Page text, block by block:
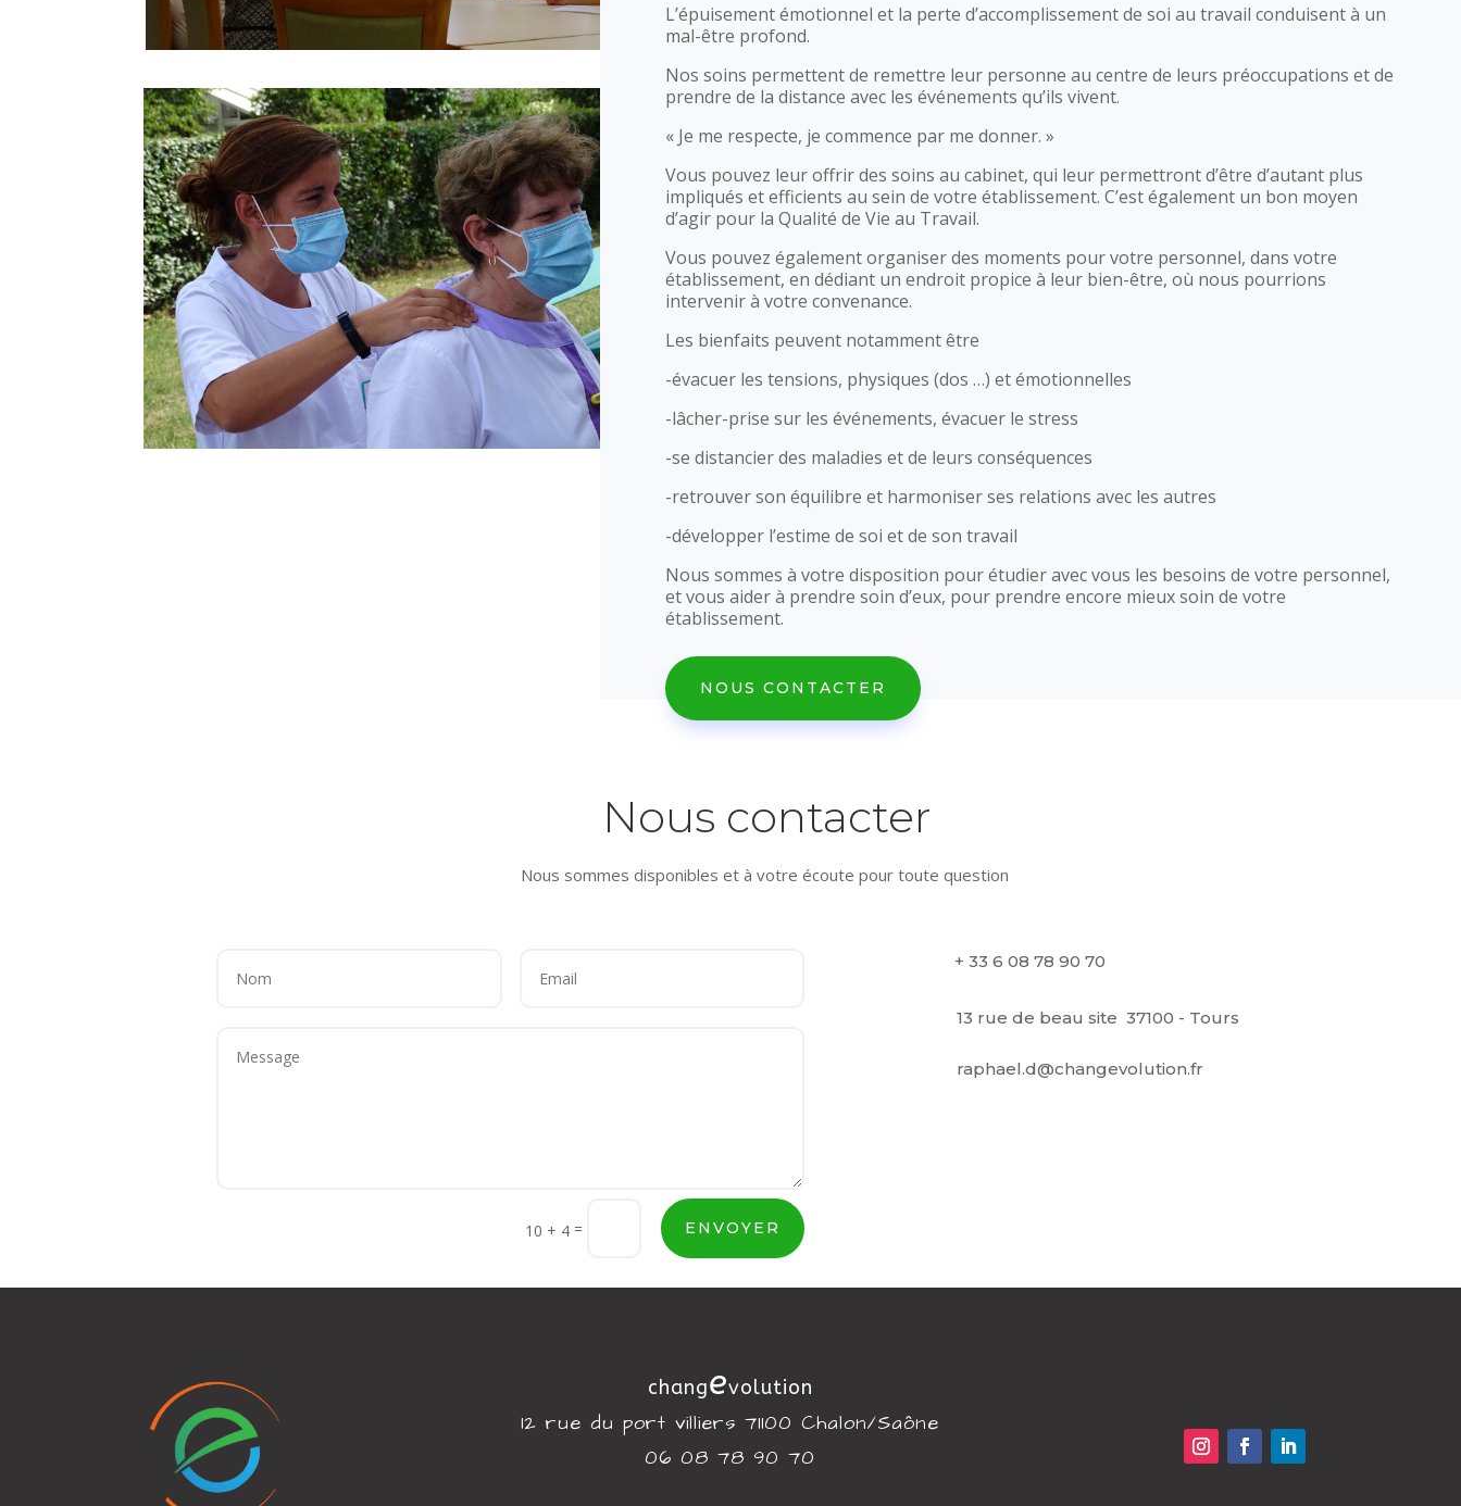
L’épuisement émotionnel et la perte d’accomplissement de soi au travail conduisent à un
mal-être profond.
Nos soins permettent de remettre leur personne au centre de leurs préoccupations et de
prendre de la distance avec les événements qu’ils vivent.
« Je me respecte, je commence par me donner. »
Vous pouvez leur offrir des soins au cabinet, qui leur permettront d’être d’autant plus
impliqués et efficients au sein de votre établissement. C’est également un bon moyen
d’agir pour la Qualité de Vie au Travail.
Vous pouvez également organiser des moments pour votre personnel, dans votre
établissement, en dédiant un endroit propice à leur bien-être, où nous pourrions
intervenir à votre convenance.
Les bienfaits peuvent notamment être
-évacuer les tensions, physiques (dos …) et émotionnelles
-lâcher-prise sur les événements, évacuer le stress
-se distancier des maladies et de leurs conséquences
-retrouver son équilibre et harmoniser ses relations avec les autres
-développer l’estime de soi et de son travail
Nous sommes à votre disposition pour étudier avec vous les besoins de votre personnel,
et vous aider à prendre soin d’eux, pour prendre encore mieux soin de votre
établissement.
NOUS CONTACTER
Nous contacter
Nous sommes disponibles et à votre écoute pour toute question
10 + 4 = ENVOYER
+ 33 6 08 78 90 70
13 rue de beau site 37100 - Tours
raphael.d@changevolution.fr
changevolution
12 rue du port villiers 71100 Chalon/Saône
06 08 78 90 70